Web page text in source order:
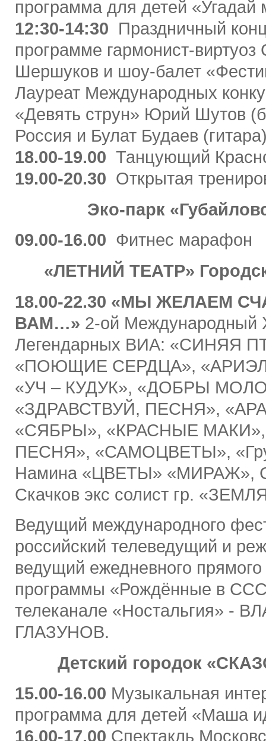
программа для детей
12:30-14:30 Праздничный
программе гармонист-виртуоз
Шершуков и шоу-балет
Лауреат Международных
«Девять струн» Юрий Шутов
Россия и Булат Будаев
18.00-19.00 Танцующий
19.00-20.30 Открытая
Эко-парк
09.00-16.00 Фитнес марафон
«ЛЕТНИЙ ТЕАТР»
18.00-22.30 «МЫ ЖЕЛАЕМ
ВАМ…» 2-ой
Легендарных ВИА: «СИНЯЯ
«ПОЮЩИЕ СЕРДЦА»,
«УЧ – КУДУК», «ДОБРЫ
«ЗДРАВСТВУЙ, ПЕСНЯ»,
«СЯБРЫ», «КРАСНЫЕ
ПЕСНЯ», «САМОЦВЕТЫ»,
Намина «ЦВЕТЫ» «МИРАЖ»,
Скачков экс солист гр.
Ведущий международного
российский телеведущий и
ведущий ежедневного
программы «Рождённые в
телеканале «Ностальгия» -
ГЛАЗУНОВ.
Детский городок
15.00-16.00 Музыкальная
программа для детей «Маша
16.00-17.00 Спектакль